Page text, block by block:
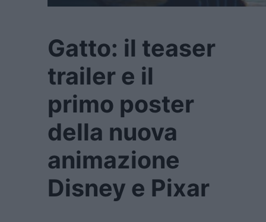
Gatto: il teaser
trailer e il
primo poster
della nuova
animazione
Disney e Pixar